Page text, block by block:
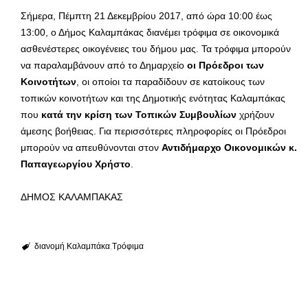
Σήμερα, Πέμπτη 21 Δεκεμβρίου 2017, από ώρα 10:00 έως
13:00, ο Δήμος Καλαμπάκας διανέμει τρόφιμα σε οικονομικά
ασθενέστερες οικογένειες του δήμου μας. Τα τρόφιμα μπορούν
να παραλαμβάνουν από το Δημαρχείο οι Πρόεδροι των
Κοινοτήτων, οι οποίοι τα παραδίδουν σε κατοίκους των
τοπικών κοινοτήτων και της Δημοτικής ενότητας Καλαμπάκας
που κατά την κρίση των Τοπικών Συμβουλίων χρήζουν
άμεσης βοήθειας. Για περισσότερες πληροφορίες οι Πρόεδροι
μπορούν να απευθύνονται στον Αντιδήμαρχο Οικονομικών κ.
Παπαγεωργίου Χρήστο.
ΔΗΜΟΣ ΚΑΛΑΜΠΑΚΑΣ
διανομή Καλαμπάκα Τρόφιμα